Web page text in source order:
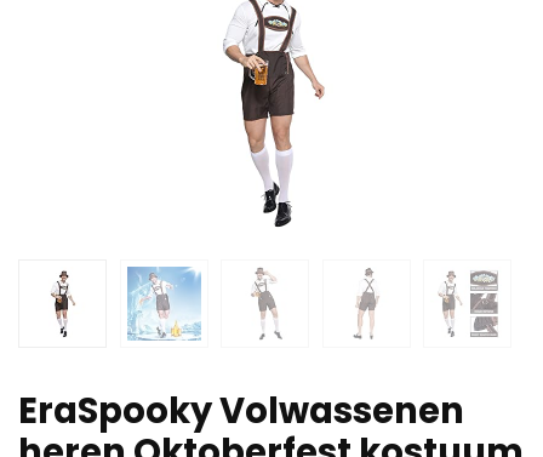
EraSpooky Volwassenen